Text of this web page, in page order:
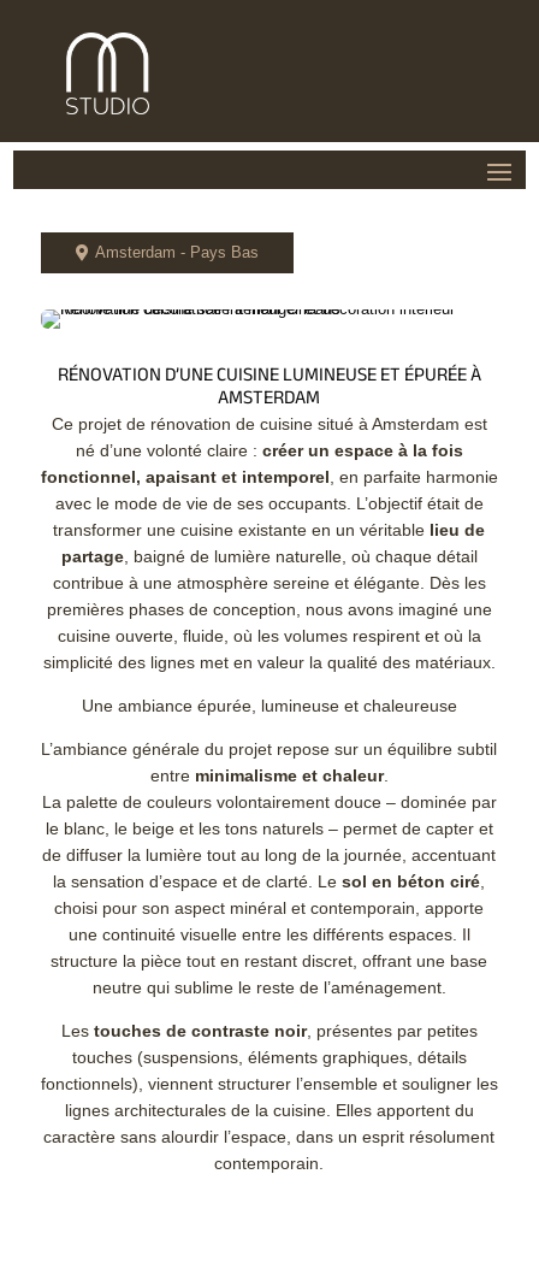
 Amsterdam - Pays Bas
RÉNOVATION D’UNE CUISINE LUMINEUSE ET ÉPURÉE À
AMSTERDAM
Ce projet de rénovation de cuisine situé à Amsterdam est
né d’une volonté claire : créer un espace à la fois
fonctionnel, apaisant et intemporel, en parfaite harmonie
avec le mode de vie de ses occupants. L’objectif était de
transformer une cuisine existante en un véritable lieu de
partage, baigné de lumière naturelle, où chaque détail
contribue à une atmosphère sereine et élégante. Dès les
premières phases de conception, nous avons imaginé une
cuisine ouverte, fluide, où les volumes respirent et où la
simplicité des lignes met en valeur la qualité des matériaux.
Une ambiance épurée, lumineuse et chaleureuse
L’ambiance générale du projet repose sur un équilibre subtil
entre minimalisme et chaleur.
La palette de couleurs volontairement douce – dominée par
le blanc, le beige et les tons naturels – permet de capter et
de diffuser la lumière tout au long de la journée, accentuant
la sensation d’espace et de clarté. Lesol en béton ciré,
choisi pour son aspect minéral et contemporain, apporte
une continuité visuelle entre les différents espaces. Il
structure la pièce tout en restant discret, offrant une base
neutre qui sublime le reste de l’aménagement.
Les touches de contraste noir, présentes par petites
touches (suspensions, éléments graphiques, détails
fonctionnels), viennent structurer l’ensemble et souligner les
lignes architecturales de la cuisine. Elles apportent du
caractère sans alourdir l’espace, dans un esprit résolument
contemporain.